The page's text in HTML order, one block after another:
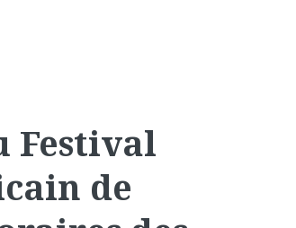
Festival
de